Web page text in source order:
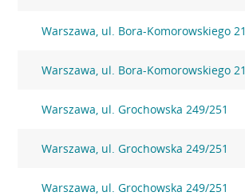
Warszawa, ul. Bora-Komorowskiego 21
Warszawa, ul. Bora-Komorowskiego 21
Warszawa, ul. Grochowska 249/251
Warszawa, ul. Grochowska 249/251
Warszawa, ul. Grochowska 249/251